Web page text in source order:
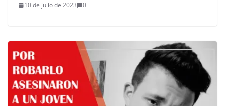
10 de julio de 2023 0